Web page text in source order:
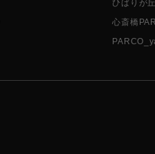
ひばりが
心斎橋